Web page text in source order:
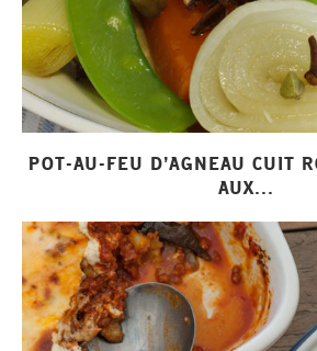
POT-AU-FEU D’AGNEAU CUIT
AUX...